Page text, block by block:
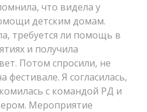
что видела у
детским домам.
требуется ли помощь в
и получила
Потом спросили, не
фестивале. Я согласилась,
с командой РД и
Мероприятие